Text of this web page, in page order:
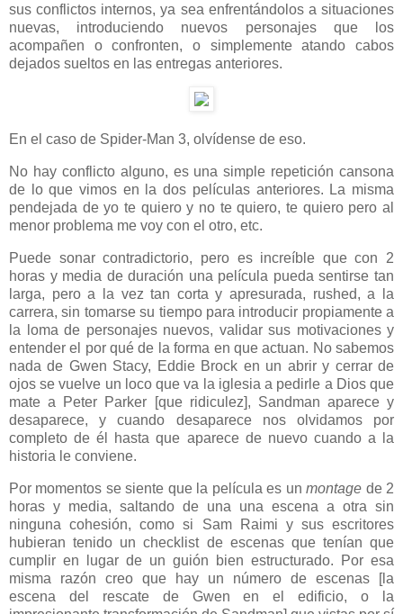
sus conflictos internos, ya sea enfrentándolos a situaciones
nuevas, introduciendo nuevos personajes que los
acompañen o confronten, o simplemente atando cabos
dejados sueltos en las entregas anteriores.
En el caso de Spider-Man 3, olvídense de eso.
No hay conflicto alguno, es una simple repetición cansona
de lo que vimos en la dos películas anteriores. La misma
pendejada de yo te quiero y no te quiero, te quiero pero al
menor problema me voy con el otro, etc.
Puede sonar contradictorio, pero es increíble que con 2
horas y media de duración una película pueda sentirse tan
larga, pero a la vez tan corta y apresurada, rushed, a la
carrera, sin tomarse su tiempo para introducir propiamente a
la loma de personajes nuevos, validar sus motivaciones y
entender el por qué de la forma en que actuan. No sabemos
nada de Gwen Stacy, Eddie Brock en un abrir y cerrar de
ojos se vuelve un loco que va la iglesia a pedirle a Dios que
mate a Peter Parker [que ridiculez], Sandman aparece y
desaparece, y cuando desaparece nos olvidamos por
completo de él hasta que aparece de nuevo cuando a la
historia le conviene.
Por momentos se siente que la película es unmontage de 2
horas y media, saltando de una una escena a otra sin
ninguna cohesión, como si Sam Raimi y sus escritores
hubieran tenido un checklist de escenas que tenían que
cumplir en lugar de un guión bien estructurado. Por esa
misma razón creo que hay un número de escenas [la
escena del rescate de Gwen en el edificio, o la